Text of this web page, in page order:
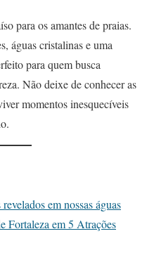
para os amantes de praias.
águas cristalinas e uma
para quem busca
Não deixe de conhecer as
momentos inesquecíveis
em nossas águas
Fortaleza em 5 Atrações